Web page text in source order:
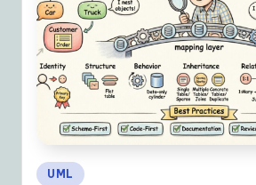
s
t
In
n
Posted
UML